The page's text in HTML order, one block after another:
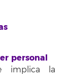
personal
implica la